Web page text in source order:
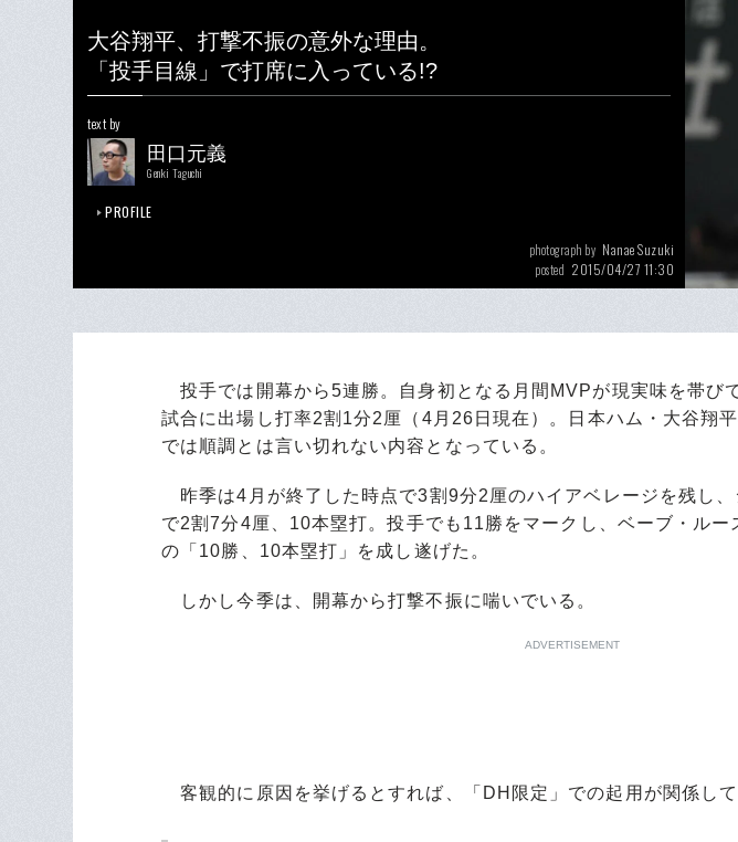
大谷翔平、打撃不振の意外な理由。
「投手目線」で打席に入っている!?
text by
田口元義
Genki Taguchi
PROFILE
photograph by Nanae Suzuki
posted 2015/04/27 11:30
投手
投手では開幕から5連勝。自身初となる月間MVPが現実味を帯び
試合に出場し打率2割1分2厘（4月26日現在）。日本ハム・大谷翔
では順調とは言い切れない内容となっている。
昨季は4月が終了した時点で3割9分2厘のハイアベレージを残し
で2割7分4厘、10本塁打。投手でも11勝をマークし、ベーブ・ルー
の「10勝、10本塁打」を成し遂げた。
しかし今季は、開幕から打撃不振に喘いでいる。
ADVERTISEMENT
客観的に原因を挙げるとすれば、「DH限定」での起用が関係して